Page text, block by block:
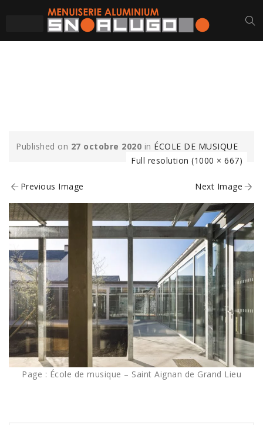
Published on 27 octobre 2020 in ÉCOLE DE MUSIQUE
Full resolution (1000 × 667)
Previous Image Next Image
Page : École de musique – Saint Aignan de Grand Lieu